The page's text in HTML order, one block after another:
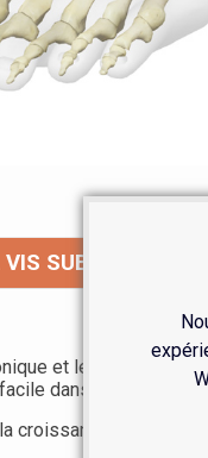
VIS SUBTALAIRE
et le profil de la
dans le sinus du
croissance des os